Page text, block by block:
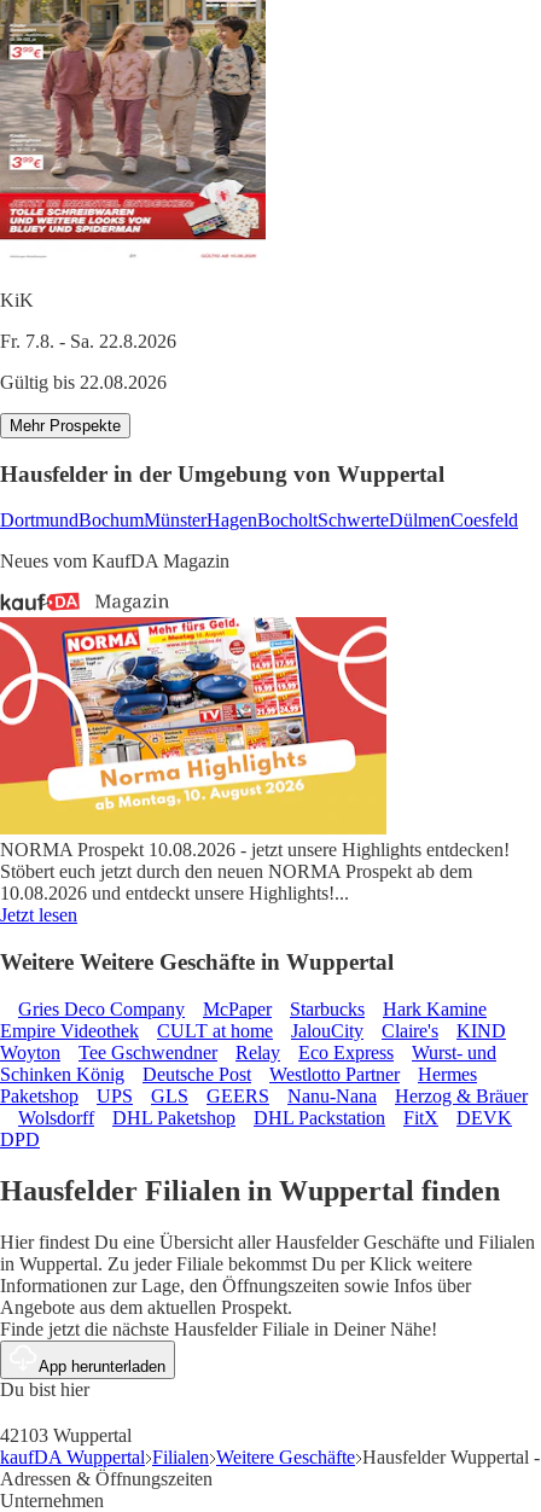
KiK
Fr. 7.8. - Sa. 22.8.2026
Gültig bis 22.08.2026
Mehr Prospekte
Hausfelder in der Umgebung von Wuppertal
DortmundBochumMünsterHagenBocholtSchwerteDülmenCoesfeld
Neues vom KaufDA Magazin
NORMA Prospekt 10.08.2026 - jetzt unsere Highlights entdecken!
Stöbert euch jetzt durch den neuen NORMA Prospekt ab dem
10.08.2026 und entdeckt unsere Highlights!...
Jetzt lesen
Weitere Weitere Geschäfte in Wuppertal
Gries Deco Company McPaper Starbucks
Hark Kamine
Empire Videothek
CULT at home JalouCity Claire's
KIND
Woyton
Tee Gschwendner Relay Eco Express
Wurst- und
Schinken König
Deutsche Post Westlotto Partner
Hermes
Paketshop
UPS GLS GEERS Nanu-Nana
Herzog & Bräuer
Wolsdorff
DHL Paketshop DHL Packstation FitX
DEVK
DPD
Hausfelder Filialen in Wuppertal finden
Hier findest Du eine Übersicht aller Hausfelder Geschäfte und Filialen
in Wuppertal. Zu jeder Filiale bekommst Du per Klick weitere
Informationen zur Lage, den Öffnungszeiten sowie Infos über
Angebote aus dem aktuellen Prospekt.
Finde jetzt die nächste Hausfelder Filiale in Deiner Nähe!
App herunterladen
Du bist hier
42103 Wuppertal
kaufDA Wuppertal Filialen Weitere Geschäfte Hausfelder Wuppertal -
Adressen & Öffnungszeiten
Unternehmen